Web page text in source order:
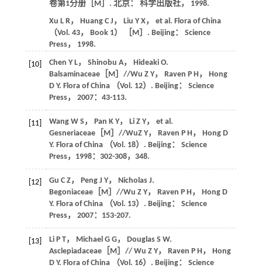
卷第1分册［M］. 北京： 科学出版社， 1998.
Xu L R， Huang C J ， Liu Y X， et al . Flora of China
（Vol . 43， Book 1） ［M］. Beijing： Science
Press， 1998.
[10] Chen Y L， Shinobu A， Hideaki O.
Balsaminaceae［M］//Wu Z Y， Raven P H， Hong
D Y. Flora of China （Vol. 12） . Beijing： Science
Press， 2007：43-113.
[11] Wang W S ， Pan K Y， Li Z Y， et al .
Gesneriaceae［M］//WuZ Y， Raven P H， Hong D
Y. Flora of China （Vol. 18） . Beijing： Science
Press， 1998：302-308，348.
[12] Gu C Z， Peng J Y， Nicholas J.
Begoniaceae［M］//Wu Z Y， Raven P H， Hong D
Y. Flora of China （Vol. 13） . Beijing： Science
Press， 2007：153-207.
[13] Li P T， Michael G G， Douglas S W.
Asclepiadaceae［M］// Wu Z Y， Raven P H， Hong
D Y. Flora of China （Vol. 16） . Beijing： Science